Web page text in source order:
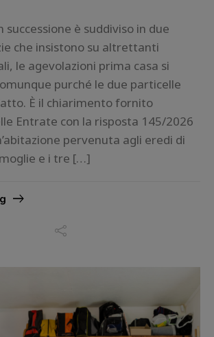
successione è suddiviso in due
che insistono su altrettanti
le agevolazioni prima casa si
purché le due particelle
È il chiarimento fornito
Entrate con la risposta 145/2026
pervenuta agli eredi di
e i tre […]